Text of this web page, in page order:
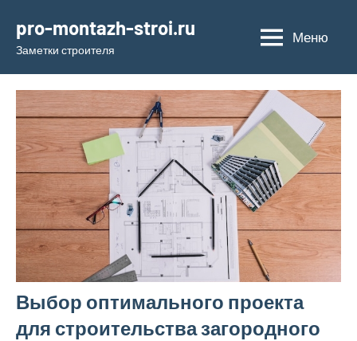
содержимому
pro-montazh-stroi.ru
Заметки строителя
Меню
Выбор оптимального проекта
для строительства загородного